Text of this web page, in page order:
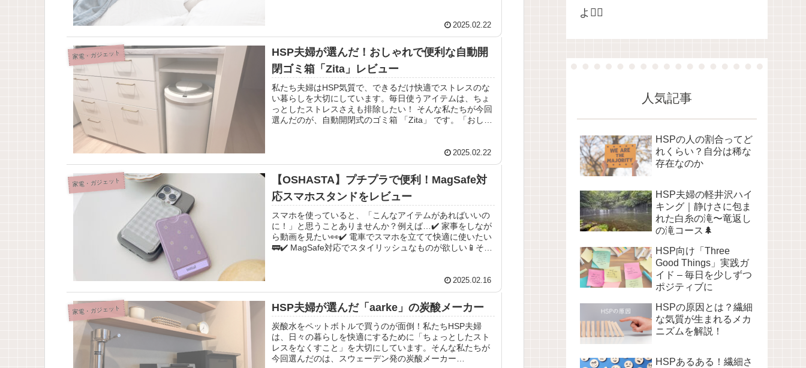
2025.02.22
家電・ガジェット
HSP夫婦が選んだ！おしゃれで便利な自動開
閉ゴミ箱「Zita」レビュー
私たち夫婦はHSP気質で、できるだけ快適でストレスのな
い暮らしを大切にしています。毎日使うアイテムは、ちょ
っとしたストレスさえも排除したい！ そんな私たちが今回
選んだのが、自動開閉式のゴミ箱 「Zita」 です。「おしゃ
2025.02.22
家電・ガジェット
【OSHASTA】プチプラで便利！MagSafe対
応スマホスタンドをレビュー
スマホを使っていると、「こんなアイテムがあればいいの
に！」と思うことありませんか？例えば…✔️ 家事をしなが
ら動画を見たい👀✔️ 電車でスマホを立てて快適に使いたい
🚃✔️ MagSafe対応でスタイリッシュなものが欲しい📱そん
2025.02.16
家電・ガジェット HSP夫婦が選んだ「aarke」の炭酸メーカー
炭酸水をペットボトルで買うのが面倒！私たちHSP夫婦
は、日々の暮らしを快適にするために「ちょっとしたスト
レスをなくすこと」を大切にしています。そんな私たちが
今回選んだのは、スウェーデン発の炭酸メーカー
よ🧚‍♀️
人気記事
HSPの人の割合ってど
れくらい？自分は稀な
存在なのか
HSP夫婦の軽井沢ハイ
キング｜静けさに包ま
れた白糸の滝〜竜返し
の滝コース🌲
HSP向け「Three
Good Things」実践ガ
イド – 毎日を少しずつ
ポジティブに
HSPの原因とは？繊細
な気質が生まれるメカ
ニズムを解説！
HSPあるある！繊細さ